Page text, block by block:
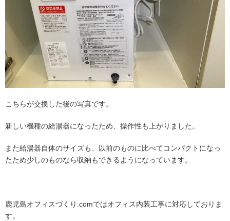
こちらが交換した後の写真です。
新しい機種の給湯器になったため、操作性も上がりました。
また給湯器自体のサイズも、以前のものに比べてコンパクトになっ
たため少しのものなら収納もできるようになっています。
鹿児島オフィスづくり.comではオフィス内装工事に対応しておりま
す。